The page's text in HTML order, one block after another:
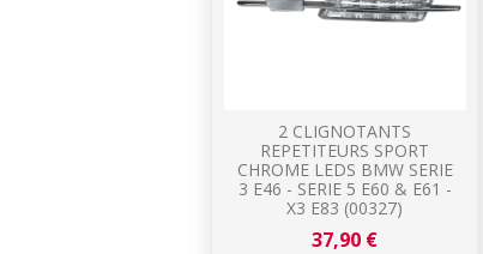
2 CLIGNOTANTS
REPETITEURS SPORT
CHROME LEDS BMW SERIE
3 E46 - SERIE 5 E60 & E61 -
X3 E83 (00327)
37,90 €